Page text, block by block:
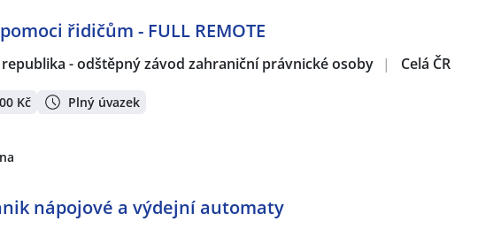
řidičům - FULL REMOTE
republika - odštěpný závod zahraniční právnické osoby | Celá ČR
Kč Plný úvazek
nápojové a výdejní automaty